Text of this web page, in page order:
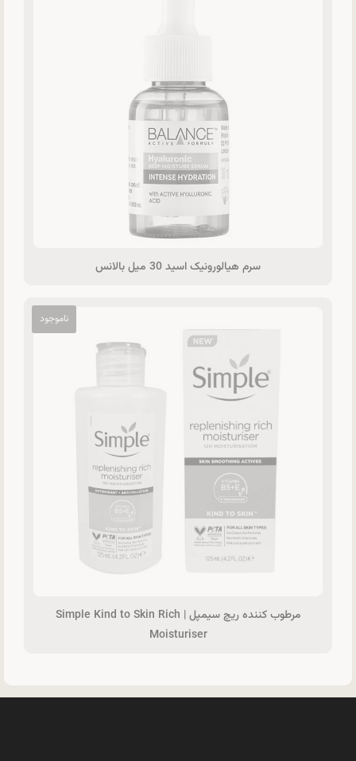
سرم هيالورونيک اسيد 30 ميل بالانس
مرطوب‌ کننده ریچ سیمپل | Simple Kind to Skin Rich
Moisturiser